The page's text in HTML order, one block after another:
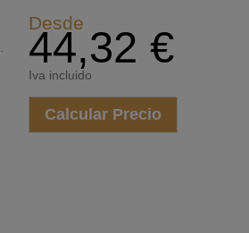
Desde
44,32 €
Iva incluido
Calcular Precio